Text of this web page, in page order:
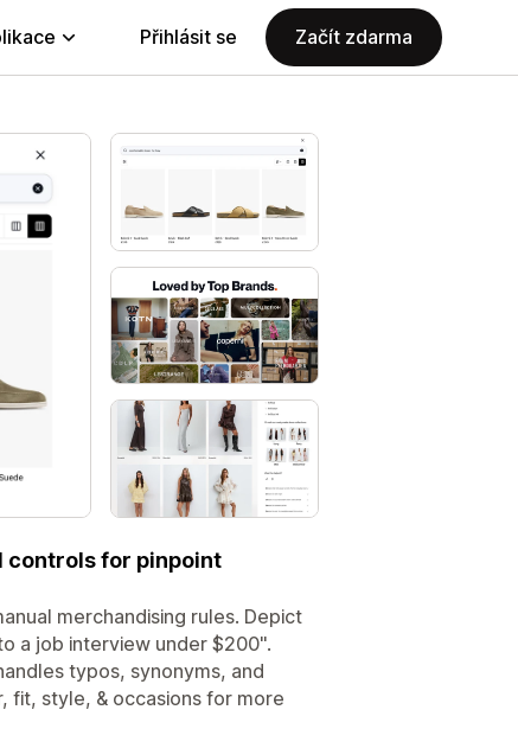
Přihlásit se Začít zdarma
controls for pinpoint
merchandising rules. Depict
a job interview under $200".
typos, synonyms, and
fit, style, & occasions for more